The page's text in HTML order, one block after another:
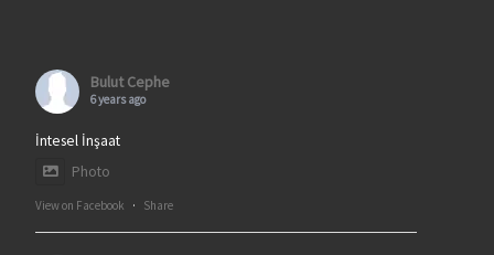
Bulut Cephe
6 years ago
İntesel İnşaat
Photo
View on Facebook · Share